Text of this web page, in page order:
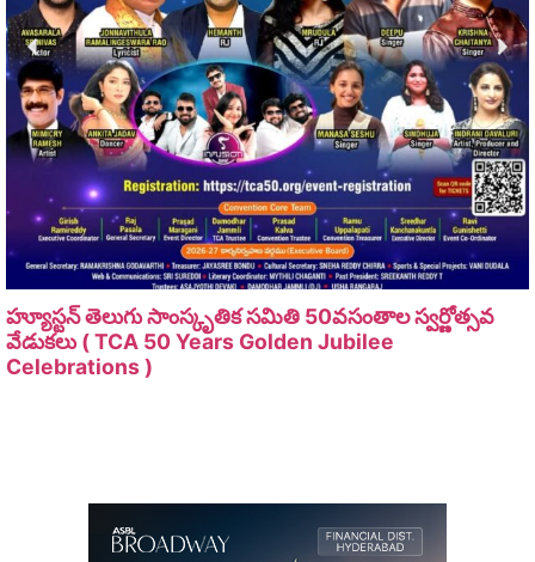
హ్యూస్టన్ తెలుగు సాంస్కృతిక సమితి 50వసంతాల స్వర్ణోత్సవ
వేడుకలు ( TCA 50 Years Golden Jubilee
Celebrations )